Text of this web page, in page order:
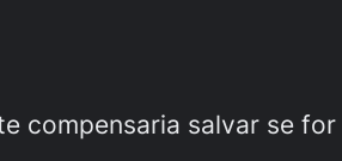
compensaria salvar se for